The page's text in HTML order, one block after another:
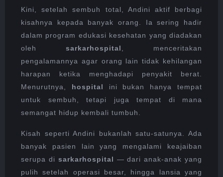
Kini, setelah sembuh total, Andini aktif berbagi
kisahnya kepada banyak orang. Ia sering hadir
dalam program edukasi kesehatan yang diadakan
oleh sarkarhospital, menceritakan
pengalamannya agar orang lain tidak kehilangan
harapan ketika menghadapi penyakit berat.
Menurutnya, hospital
ini bukan hanya tempat
untuk sembuh, tetapi juga tempat di mana
semangat hidup kembali tumbuh.
Kisah seperti Andini bukanlah satu-satunya. Ada
banyak pasien lain yang mengalami keajaiban
serupa di sarkarhospital — dari anak-anak yang
pulih setelah operasi besar, hingga lansia yang